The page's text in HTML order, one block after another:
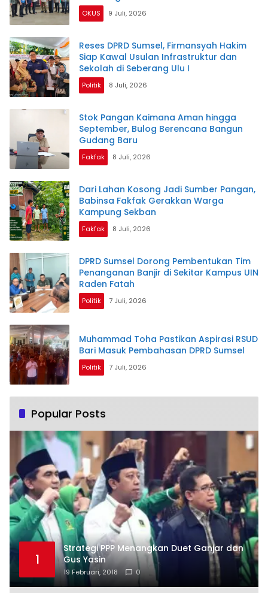
OKUS 9 Juli, 2026
Reses DPRD Sumsel, Firmansyah Hakim
Siap Kawal Usulan Infrastruktur dan
Sekolah di Seberang Ulu I
Politik 8 Juli, 2026
Stok Pangan Kaimana Aman hingga
September, Bulog Berencana Bangun
Gudang Baru
Fakfak 8 Juli, 2026
Dari Lahan Kosong Jadi Sumber Pangan,
Babinsa Fakfak Gerakkan Warga
Kampung Sekban
Fakfak 8 Juli, 2026
DPRD Sumsel Dorong Pembentukan Tim
Penanganan Banjir di Sekitar Kampus UIN
Raden Fatah
Politik 7 Juli, 2026
Muhammad Toha Pastikan Aspirasi RSUD
Bari Masuk Pembahasan DPRD Sumsel
Politik 7 Juli, 2026
Popular Posts
1
Strategi PPP Menangkan Duet Ganjar dan
Gus Yasin
19 Februari, 2018 0